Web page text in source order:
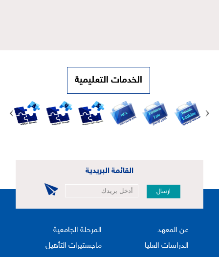
الخدمات التعليمية
القائمة البريدية
ارسال
عن المعهد
المرحلة الجامعية
الدراسات العليا
ماجستيرات التأهيل